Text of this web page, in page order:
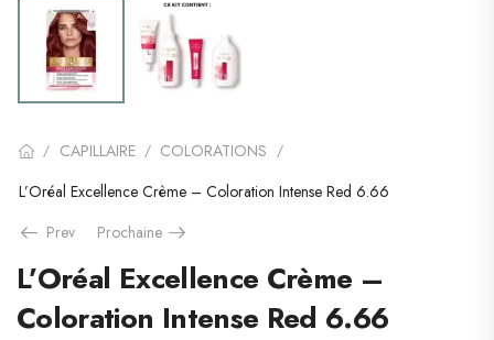
/ CAPILLAIRE / COLORATIONS /
L’Oréal Excellence Crème – Coloration Intense Red 6.66
Prev
Prochaine
L’Oréal Excellence Crème –
Coloration Intense Red 6.66